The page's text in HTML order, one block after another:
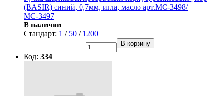
(BASIR) синий, 0,7мм, игла, масло арт.МС-3498/
МС-3497
В наличии
Стандарт: 1 / 50 / 1200
В корзину
Код: 334